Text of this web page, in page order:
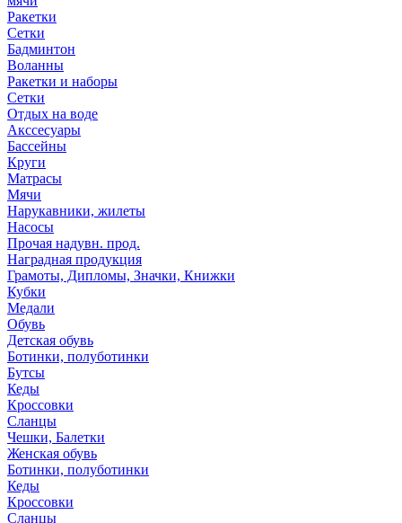
Ракетки
Сетки
Бадминтон
Воланны
Ракетки и наборы
Сетки
Отдых на воде
Акссесуары
Бассейны
Круги
Матрасы
Мячи
Нарукавники, жилеты
Насосы
Прочая надувн. прод.
Наградная продукция
Грамоты, Дипломы, Значки, Книжки
Кубки
Медали
Обувь
Детская обувь
Ботинки, полуботинки
Бутсы
Кеды
Кроссовки
Сланцы
Чешки, Балетки
Женская обувь
Ботинки, полуботинки
Кеды
Кроссовки
Сланцы